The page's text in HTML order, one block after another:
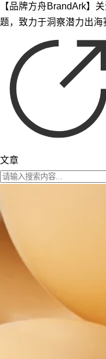
【品牌方舟BrandArk】
题，致力于洞察潜力出海
文章